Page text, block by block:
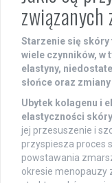
Starzenie się skóry
wiele czynników, w
elastyny,
słońce oraz
Ubytek kolagenu i
elastyczności
jej przesuszenie i
przyspiesza proces
powstawania
okresie menopauzy